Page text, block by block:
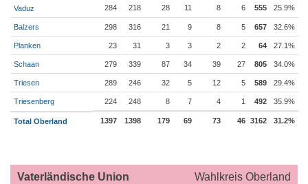
Vaduz 284 218 28 11 8 6 555 25.9%
Balzers 298 316 21 9 8 5 657 32.6%
Planken 23 31 3 3 2 2 64 27.1%
Schaan 279 339 87 34 39 27 805 34.0%
Triesen 289 246 32 5 12 5 589 29.4%
Triesenberg 224 248 8 7 4 1 492 35.9%
Total Oberland 1397 1398 179 69 73 46 3162 31.2%
Vaterländische Union Wahlkreis Oberland